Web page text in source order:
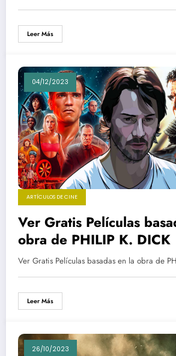
Leer Más
04/12/2023
ARTÍCULOS DE CINE
Ver Gratis Películas
obra de PHILIP K. DICK
Ver Gratis Películas basadas en la obra de
Leer Más
26/10/2023